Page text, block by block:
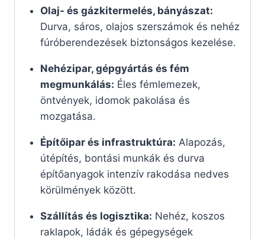
Olaj- és gázkitermelés, bányászat:
Durva, sáros, olajos szerszámok és nehéz
fúróberendezések biztonságos kezelése.
Nehézipar, gépgyártás és fém
megmunkálás: Éles fémlemezek,
öntvények, idomok pakolása és
mozgatása.
Építőipar és infrastruktúra: Alapozás,
útépítés, bontási munkák és durva
építőanyagok intenzív rakodása nedves
körülmények között.
Szállítás és logisztika: Nehéz, koszos
raklapok, ládák és gépegységek